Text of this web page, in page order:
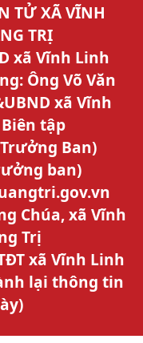
TỬ XÃ VĨNH
TRỊ
xã Vĩnh Linh
Ông Võ Văn
xã Vĩnh
tập
Ban)
ban)
Chúa, xã Vĩnh
Trị
xã Vĩnh Linh
lại thông tin